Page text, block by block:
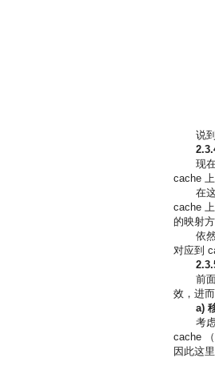
说
现
cache 上
在
cache
的映射
依
对应到
前
效，进
a)
考
cache
因此这